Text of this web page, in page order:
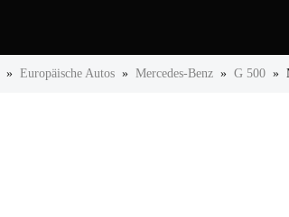
» Europäische Autos » Mercedes-Benz » G 500 »